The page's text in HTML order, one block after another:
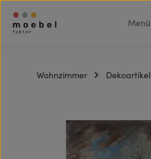
Zum Hauptinhalt springen
Wohnzimmer Dekoartikel
Bildergalerie überspringen